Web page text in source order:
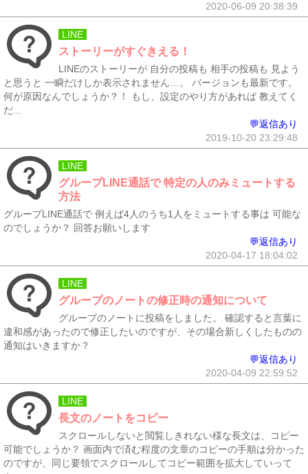
2020-06-09 20:38:39
LINE
ストーリーがすぐきえる！
LINEのストーリーが 自分の投稿も 相手の投稿も 見よう
と思うと 一瞬だけしか表示されません…。 バージョンも最新です。
何が原因なんでしょうか？！ もし、設定のやり方があれば 教えてく
だ...
💬返信あり
2019-10-20 23:29:48
LINE
グループLINE通話で 特定の人のみミュートする
方法
グループLINE通話で 例えば4人のうち1人をミュートする事は 可能な
のでしょうか？ 回答お願いします
💬返信あり
2020-04-17 18:04:02
LINE
グループのノートの修正時の通知について
グループのノートに投稿をしました。 確認すると言葉に
違和感があったので修正したいのですが、その場合新しくしたものの
通知はいきますか？
💬返信あり
2020-04-09 22:59:52
LINE
長文のノートをコピー
スクロールしないと閲覧しきれない様な長文は、コピー
可能でしょうか？ 画面内で済む程度の文章のコピーの手順は分かった
のですが、同じ要領でスクロールしてコピー範囲を拡大していって